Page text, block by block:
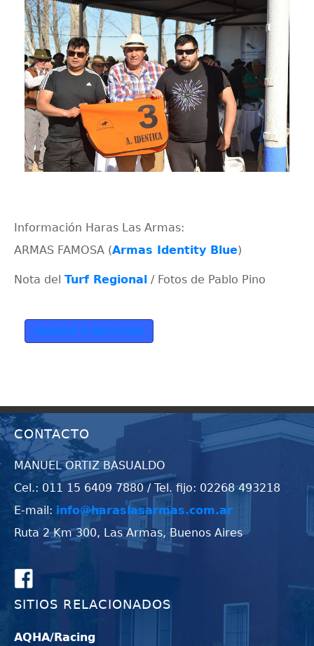
Información Haras Las Armas:
ARMAS FAMOSA (Armas Identity Blue)
Nota del Turf Regional / Fotos de Pablo Pino
VOLVER A NOTICIAS
CONTACTO
MANUEL ORTIZ BASUALDO
Cel.: 011 15 6409 7880 / Tel. fijo: 02268 493218
E-mail: info@haraslasarmas.com.ar
Ruta 2 Km 300, Las Armas, Buenos Aires
SITIOS RELACIONADOS
AQHA/Racing